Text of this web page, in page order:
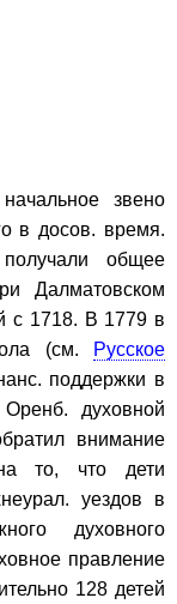
звено
в досов. время.
общее
Далматовском
с 1718. В 1779 в
(см.
Русское
поддержки в
духовной
внимание
то, что дети
уездов в
духовного
правление
128 детей